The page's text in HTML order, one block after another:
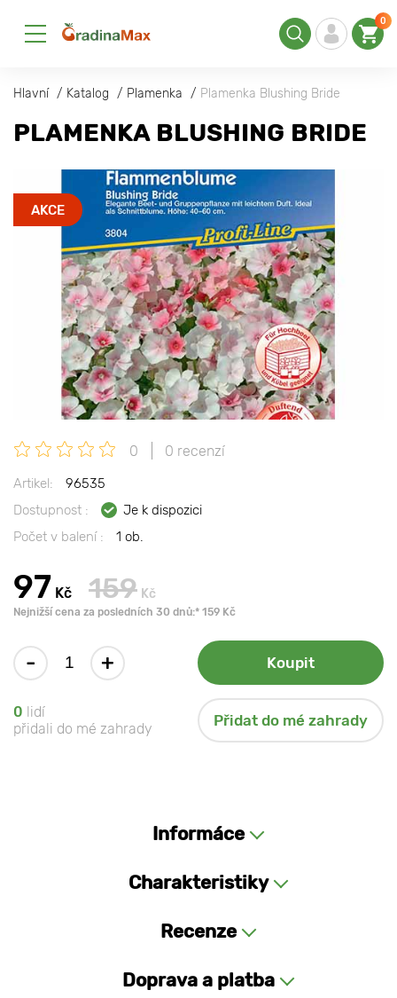
0
Hlavní Katalog Plamenka Plamenka Blushing Bride
PLAMENKA BLUSHING BRIDE
AKCE
0 0 recenzí
Artikel:
96535
Dostupnost :
Je k dispozici
Počet v balení :
1 ob.
97 Kč 159 Kč
Nejnižší cena za posledních 30 dnů:* 159 Kč
- + Koupit
0 lidí
přidali do mé zahrady
Přidat do mé zahrady
Informáce
Charakteristiky
Recenze
Doprava a platba